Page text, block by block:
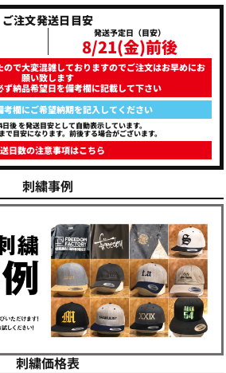
ご注文発送日目安
発送予定日（目安）
8/21(金)前後
で大変混雑しておりますのでご注文はお早めにお
願い致します
ず納品希望日を備考欄に記載して下さい
考欄にご希望納期を記入してください
日後を発送目安として自動表示しています。
目安になります。前後する場合がございます。
日数の注意事項はこちら
刺繍事例
刺繍価格表